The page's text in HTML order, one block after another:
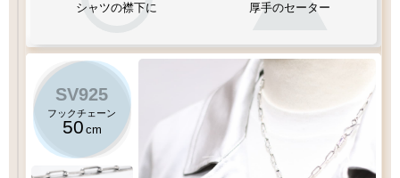
シャツの襟下に
厚手のセーター
SV925
フックチェーン
50 cm